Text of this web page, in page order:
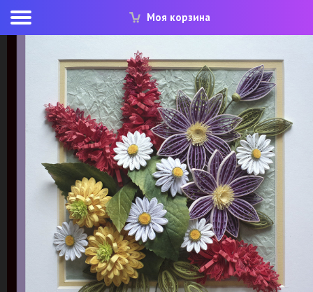
Моя корзина